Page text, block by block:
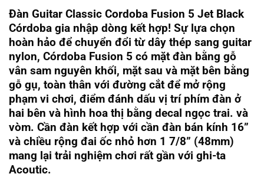
Đàn Guitar Classic Cordoba Fusion 5 Jet Black
Córdoba gia nhập dòng kết hợp! Sự lựa chọn
hoàn hảo để chuyển đổi từ dây thép sang guitar
nylon, Córdoba Fusion 5 có mặt đàn bằng gỗ
vân sam nguyên khối, mặt sau và mặt bên bằng
gỗ gụ, toàn thân với đường cắt để mở rộng
phạm vi chơi, điểm đánh dấu vị trí phím đàn ở
hai bên và hình hoa thị bằng decal ngọc trai. và
vòm. Cần đàn kết hợp với cần đàn bán kính 16”
và chiều rộng đai ốc nhỏ hơn 1 7/8” (48mm)
mang lại trải nghiệm chơi rất gần với ghi-ta
Acoutic.